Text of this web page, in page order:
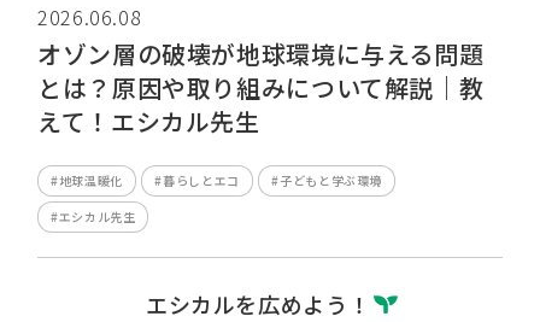
2026.06.08
オゾン層の破壊が地球環境に与える問題
とは？原因や取り組みについて解説｜教
えて！エシカル先生
#地球温暖化 #暮らしとエコ #子どもと学ぶ環境
#エシカル先生
エシカルを広めよう！